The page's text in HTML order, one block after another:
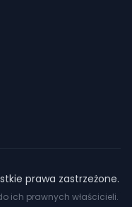
prawa zastrzeżone.
ich prawnych właścicieli.